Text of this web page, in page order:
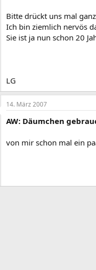
Bitte drückt uns mal
Ich bin ziemlich nervös
Sie ist ja nun schon 20
LG
14. März 2007
AW: Däumchen
von mir schon mal ein